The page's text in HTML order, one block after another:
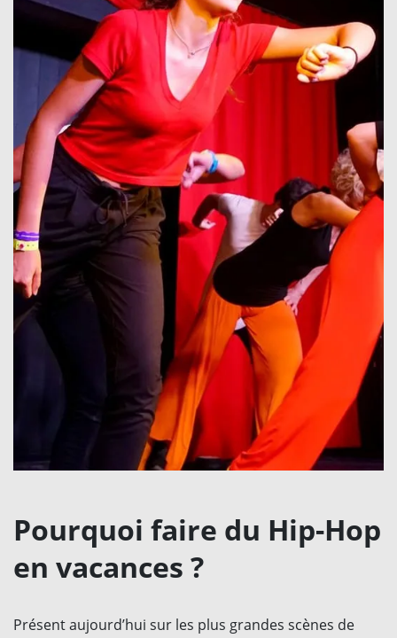
Pourquoi faire du Hip-Hop
en vacances ?
Présent aujourd’hui sur les plus grandes scènes de